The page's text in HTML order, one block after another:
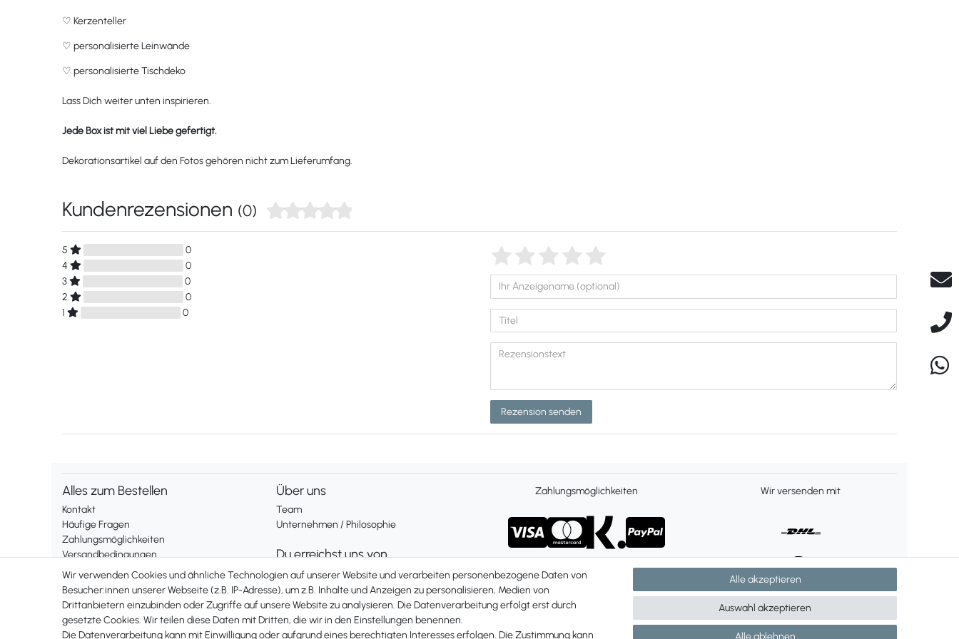
♡ Kerzenteller
♡ personalisierte Leinwände
♡ personalisierte Tischdeko
Lass Dich weiter unten inspirieren.
Jede Box ist mit viel Liebe gefertigt.
Dekorationsartikel auf den Fotos gehören nicht zum Lieferumfang.
Kundenrezensionen (0)
5
0
4
0
3
0
2
0
1
0
Rezension senden
Alles zum Bestellen
Kontakt
Häufige Fragen
Zahlungsmöglichkeiten
Versandbedingungen
Widerrufsrecht
Vertrag widerrufen
Rechtliches
Über uns
Team
Unternehmen / Philosophie
Du erreichst uns von
Montag bis Freitag 9 bis 16 Uhr
Telefonisch und per Whatsapp
erreichst Du uns unter:
+49 561 287 907 84
Zahlungsmöglichkeiten Wir versenden mit
Wir verwenden Cookies und ähnliche Technologien auf unserer Website und verarbeiten personenbezogene Daten von
Besucher:innen unserer Webseite (z.B. IP-Adresse), um z.B. Inhalte und Anzeigen zu personalisieren, Medien von
Drittanbietern einzubinden oder Zugriffe auf unsere Website zu analysieren. Die Datenverarbeitung erfolgt erst durch
gesetzte Cookies. Wir teilen diese Daten mit Dritten, die wir in den Einstellungen benennen.
Die Datenverarbeitung kann mit Einwilligung oder aufgrund eines berechtigten Interesses erfolgen. Die Zustimmung kann
Alle akzeptieren
Alle ablehnen
Auswahl akzeptieren